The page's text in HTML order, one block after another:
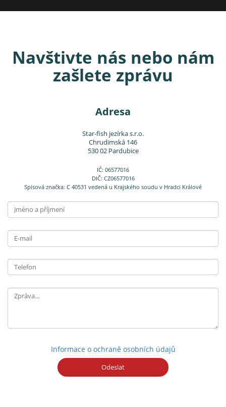
Navštivte nás nebo nám
zašlete zprávu
Adresa
Star-fish jezírka s.r.o.
Chrudimská 146
530 02 Pardubice
IČ: 06577016
DIČ: CZ06577016
Spisová značka: C 40531 vedená u Krajského soudu v Hradci Králové
Informace o ochraně osobních údajů
Odeslat